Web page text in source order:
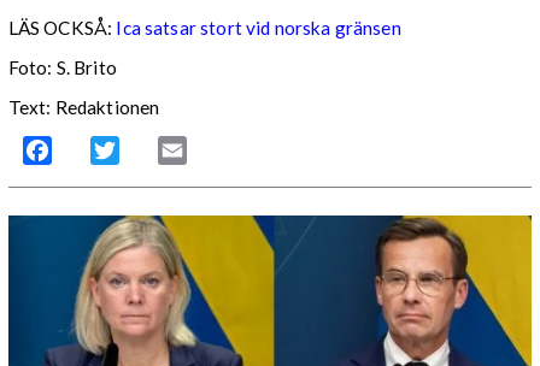
LÄS OCKSÅ: Ica satsar stort vid norska gränsen
Foto: S. Brito
Text: Redaktionen
Facebook Twitter